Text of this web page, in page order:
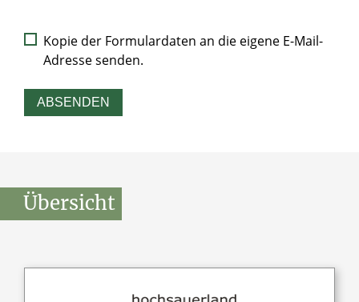
Kopie der Formulardaten an die eigene E-Mail-
Adresse senden.
ABSENDEN
Übersicht